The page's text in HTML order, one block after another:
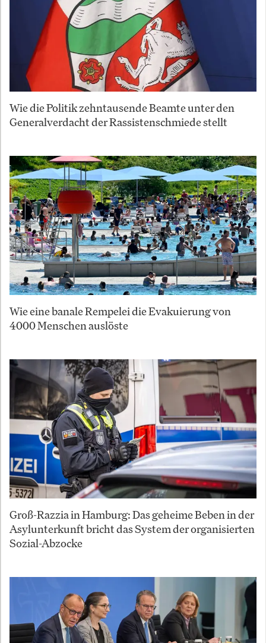
Wie die Politik zehntausende Beamte unter den
Generalverdacht der Rassistenschmiede stellt
Wie eine banale Rempelei die Evakuierung von
4000 Menschen auslöste
Groß-Razzia in Hamburg: Das geheime Beben in der
Asylunterkunft bricht das System der organisierten
Sozial-Abzocke